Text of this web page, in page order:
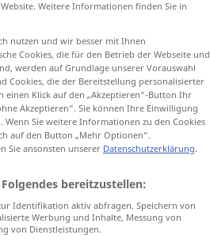
Weitere Informationen finden Sie in
nutzen und wir besser mit Ihnen
Cookies, die für den Betrieb der Webseite und
werden auf Grundlage unserer Vorauswahl
Cookies, die der Bereitstellung personalisierter
Klick auf den „Akzeptieren“-Button Ihr
Akzeptieren“. Sie können Ihre Einwilligung
Sie weitere Informationen zu den Cookies
auf den Button „Mehr Optionen“.
Sie ansonsten unserer Datenschutzerklärung.
bereitzustellen:
Identifikation aktiv abfragen. Speichern von
Werbung und Inhalte, Messung von
von Dienstleistungen.